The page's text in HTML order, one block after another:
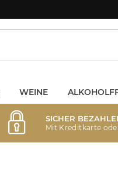
WEINE
SICHER
Mit Kreditkarte